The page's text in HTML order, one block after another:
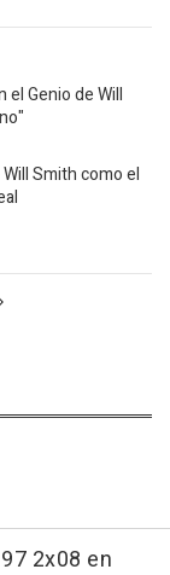
el Genio de Will
Smith como el
2x08 en